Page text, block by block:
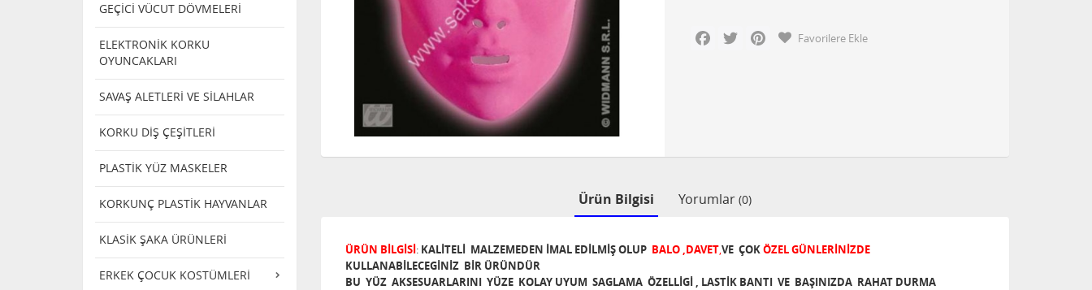
GEÇİCİ VÜCUT DÖVMELERİ
ELEKTRONİK KORKU
OYUNCAKLARI
SAVAŞ ALETLERİ VE SİLAHLAR
KORKU DİŞ ÇEŞİTLERİ
PLASTİK YÜZ MASKELER
KORKUNÇ PLASTİK HAYVANLAR
KLASİK ŞAKA ÜRÜNLERİ
ERKEK ÇOCUK KOSTÜMLERİ
Facebook
Twitter PinterestFavorilere Ekle
Ürün Bilgisi Yorumlar (0)
ÜRÜN BİLGİSİ: KALİTELİ MALZEMEDEN İMAL EDİLMİŞ OLUP BALO ,DAVET,VE ÇOKÖZEL GÜNLERİNİZDE
KULLANABİLECEGİNİZ BİR ÜRÜNDÜR
BU YÜZ AKSESUARLARINI YÜZE KOLAY UYUM SAGLAMA ÖZELLİGİ , LASTİK BANTI VE BAŞINIZDA RAHAT DURMA